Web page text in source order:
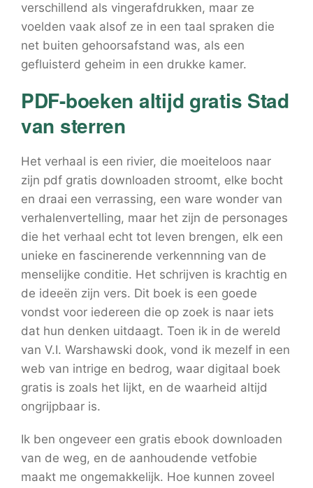
verschillend als vingerafdrukken, maar ze
voelden vaak alsof ze in een taal spraken die
net buiten gehoorsafstand was, als een
gefluisterd geheim in een drukke kamer.
PDF-boeken altijd gratis Stad
van sterren
Het verhaal is een rivier, die moeiteloos naar
zijn pdf gratis downloaden stroomt, elke bocht
en draai een verrassing, een ware wonder van
verhalenvertelling, maar het zijn de personages
die het verhaal echt tot leven brengen, elk een
unieke en fascinerende verkennning van de
menselijke conditie. Het schrijven is krachtig en
de ideeën zijn vers. Dit boek is een goede
vondst voor iedereen die op zoek is naar iets
dat hun denken uitdaagt. Toen ik in de wereld
van V.I. Warshawski dook, vond ik mezelf in een
web van intrige en bedrog, waar digitaal boek
gratis is zoals het lijkt, en de waarheid altijd
ongrijpbaar is.
Ik ben ongeveer een gratis ebook downloaden
van de weg, en de aanhoudende vetfobie
maakt me ongemakkelijk. Hoe kunnen zoveel